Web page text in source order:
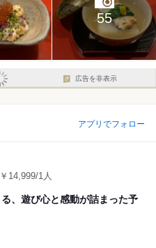
55
広告を非表示
アプリでフォロー
14,999/1人
、遊び心と感動が詰まった予